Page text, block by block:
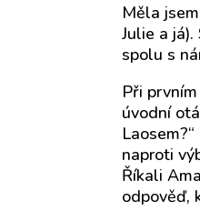
Měla
Julie a
spolu s
Při
úvodní
naproti
Říkali
odpověď,